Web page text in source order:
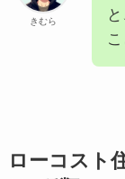
きむら
ローコスト